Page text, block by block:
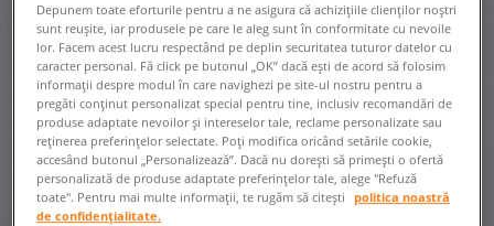
Depunem toate eforturile pentru a ne asigura că achizițiile clienților noștri
sunt reușite, iar produsele pe care le aleg sunt în conformitate cu nevoile
lor. Facem acest lucru respectând pe deplin securitatea tuturor datelor cu
caracter personal. Fă click pe butonul „OK” dacă ești de acord să folosim
informații despre modul în care navighezi pe site-ul nostru pentru a
pregăti conținut personalizat special pentru tine, inclusiv recomandări de
produse adaptate nevoilor și intereselor tale, reclame personalizate sau
reținerea preferințelor selectate. Poți modifica oricând setările cookie,
accesând butonul „Personalizează”. Dacă nu dorești să primești o ofertă
personalizată de produse adaptate preferințelor tale, alege "Refuză
toate". Pentru mai multe informații, te rugăm să citești
politica noastră
de confidențialitate.